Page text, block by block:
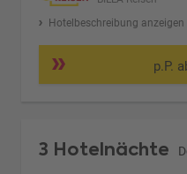
Hotelbeschreibung anzeigen
p.P.
3 Hotelnächte